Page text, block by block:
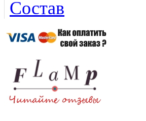
Состав